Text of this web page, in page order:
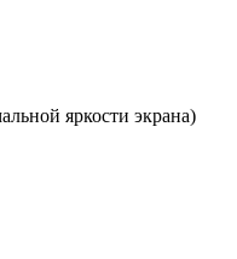
яркости экрана)